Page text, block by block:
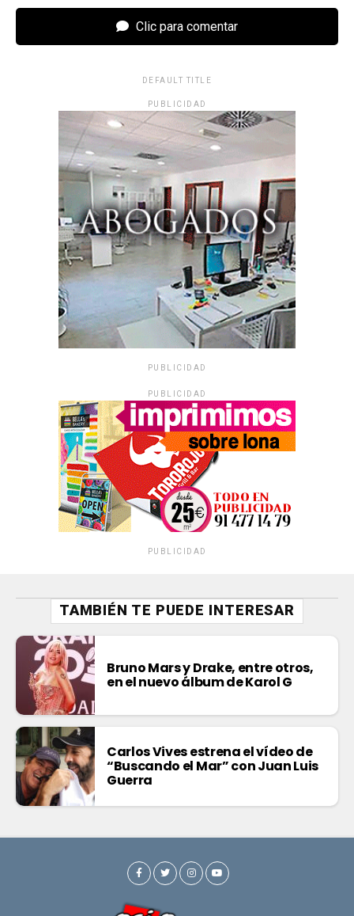
Clic para comentar
DEFAULT TITLE
PUBLICIDAD
PUBLICIDAD
PUBLICIDAD
PUBLICIDAD
TAMBIÉN TE PUEDE INTERESAR
Bruno Mars y Drake, entre otros,
en el nuevo álbum de Karol G
Carlos Vives estrena el vídeo de
“Buscando el Mar” con Juan Luis
Guerra